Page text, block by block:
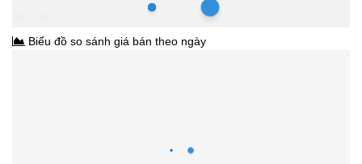
Biểu đồ so sánh giá bán theo ngày